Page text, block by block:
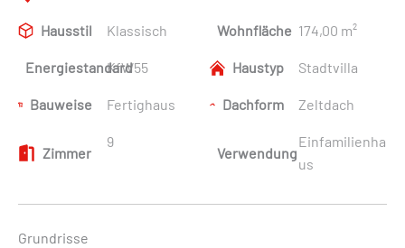
Hausstil Klassisch Wohnfläche 174,00 m²
Energiestandard
KfW55 Haustyp Stadtvilla
Bauweise Fertighaus Dachform Zeltdach
Zimmer
9
Verwendung
Einfamilienha
us
Grundrisse